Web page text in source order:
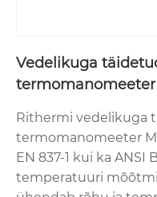
Vedelikuga
termomanomeeter
Rithermi vedelikuga
termomanomeeter
EN 837-1 kui ka ANSI
temperatuuri